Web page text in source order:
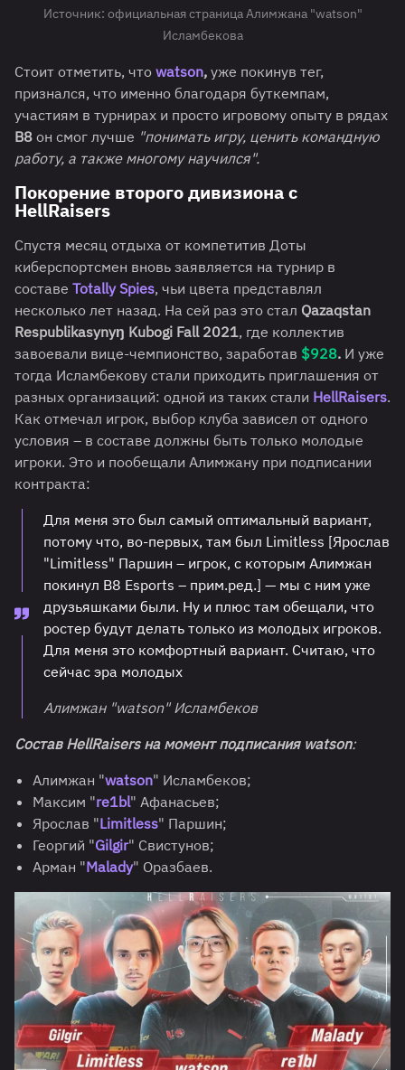
Источник: официальная страница Алимжана "watson"
Исламбекова
Стоит отметить, что watson, уже покинув тег,
признался, что именно благодаря буткемпам,
участиям в турнирах и просто игровому опыту в рядах
B8 он смог лучше "понимать игру, ценить командную
работу, а также многому научился".
Покорение второго дивизиона с
HellRaisers
Спустя месяц отдыха от компетитив Доты
киберспортсмен вновь заявляется на турнир в
составе Totally Spies, чьи цвета представлял
несколько лет назад. На сей раз это стал Qazaqstan
Respublikasynyŋ Kubogi Fall 2021, где коллектив
завоевали вице-чемпионство, заработав $928. И уже
тогда Исламбекову стали приходить приглашения от
разных организаций: одной из таких стали HellRaisers.
Как отмечал игрок, выбор клуба зависел от одного
условия – в составе должны быть только молодые
игроки. Это и пообещали Алимжану при подписании
контракта:
Для меня это был самый оптимальный вариант,
потому что, во-первых, там был Limitless [Ярослав
"Limitless" Паршин – игрок, с которым Алимжан
покинул B8 Esports – прим.ред.] — мы с ним уже
друзьяшками были. Ну и плюс там обещали, что
ростер будут делать только из молодых игроков.
Для меня это комфортный вариант. Считаю, что
сейчас эра молодых
Алимжан "watson" Исламбеков
Состав HellRaisers на момент подписания watson:
Алимжан "watson" Исламбеков;
Максим "re1bl" Афанасьев;
Ярослав "Limitless" Паршин;
Георгий "Gilgir" Свистунов;
Арман "Malady" Оразбаев.